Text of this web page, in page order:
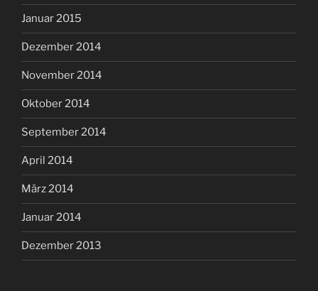
Januar 2015
Dezember 2014
November 2014
Oktober 2014
September 2014
April 2014
März 2014
Januar 2014
Dezember 2013